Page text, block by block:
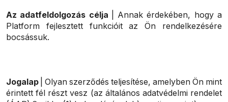
Az adatfeldolgozás célja
| Annak érdekében, hogy a
Platform fejlesztett funkcióit az Ön rendelkezésére
bocsássuk.
Jogalap | Olyan szerződés teljesítése, amelyben Ön mint
érintett fél részt vesz (az általános adatvédelmi rendelet